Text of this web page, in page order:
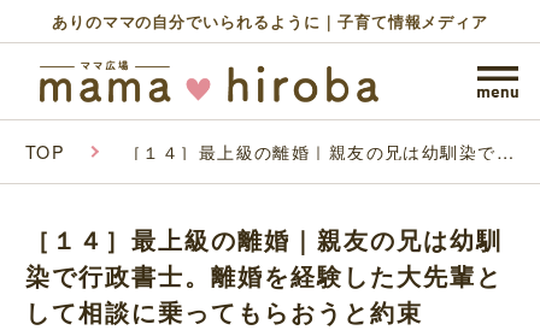
ありのママの自分でいられるように｜子育て情報メディア
TOP ［１４］最上級の離婚｜親友の兄は幼馴染で行
ってもらおうと約束
［１４］最上級の離婚｜親友の兄は幼馴
染で行政書士。離婚を経験した大先輩と
して相談に乗ってもらおうと約束